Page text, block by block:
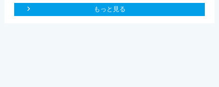
もっと見る